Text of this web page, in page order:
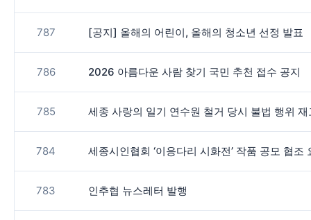
787 [공지] 올해의 어린이, 올해의 청소년 선정 발표
786 2026 아름다운 사람 찾기 국민 추천 접수 공지
785 세종 사랑의 일기 연수원 철거 당시 불법 행위 재
784 세종시인협회 ‘이응다리 시화전’ 작품 공모 협조
783 인추협 뉴스레터 발행